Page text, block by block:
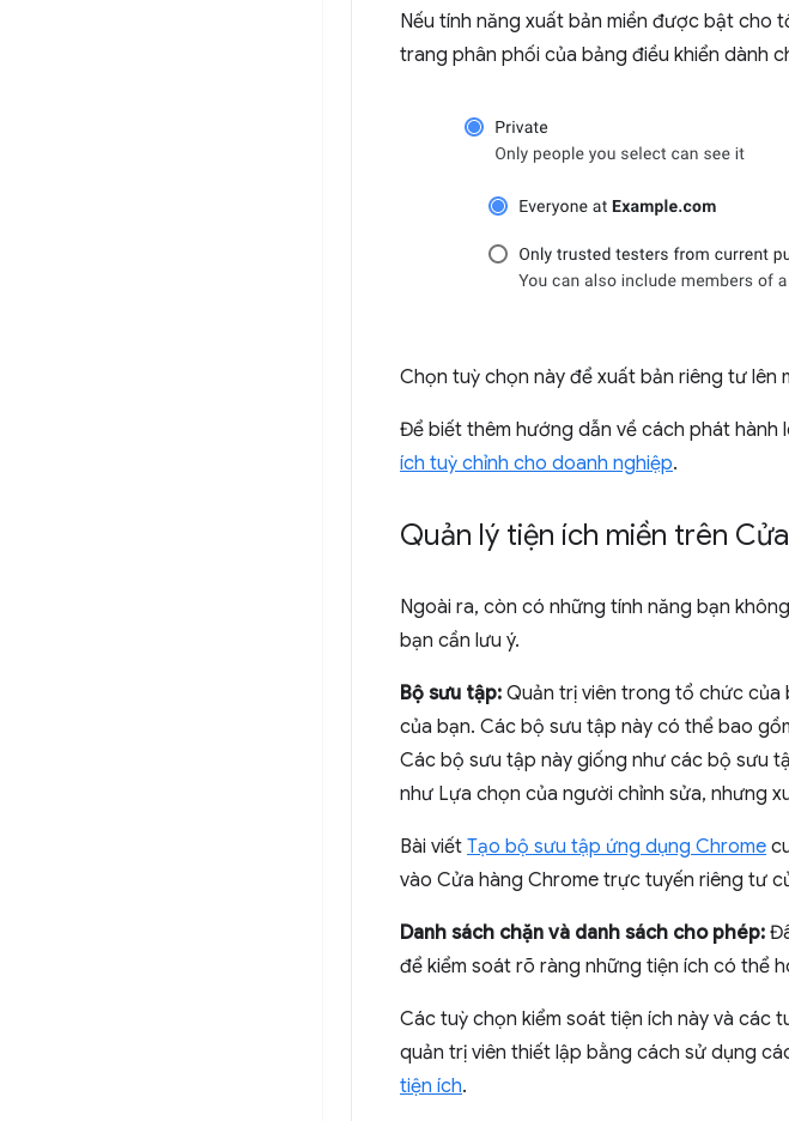
Nếu tính năng xuất bản miền được bật cho
trang phân phối của bảng điều khiển dành
Chọn tuỳ chọn này để xuất bản riêng tư lên
Để biết thêm hướng dẫn về cách phát hành
ích tuỳ chỉnh cho doanh nghiệp.
Quản lý tiện ích miền trên
Ngoài ra, còn có những tính năng bạn
bạn cần lưu ý.
Bộ sưu tập: Quản trị viên trong tổ chức của
của bạn. Các bộ sưu tập này có thể bao
Các bộ sưu tập này giống như các bộ sưu
như Lựa chọn của người chỉnh sửa, nhưng
Bài viết Tạo bộ sưu tập ứng dụng Chrome
vào Cửa hàng Chrome trực tuyến riêng tư
Danh sách chặn và danh sách cho phép:
để kiểm soát rõ ràng những tiện ích có thể
Các tuỳ chọn kiểm soát tiện ích này và các
quản trị viên thiết lập bằng cách sử dụng
tiện ích.